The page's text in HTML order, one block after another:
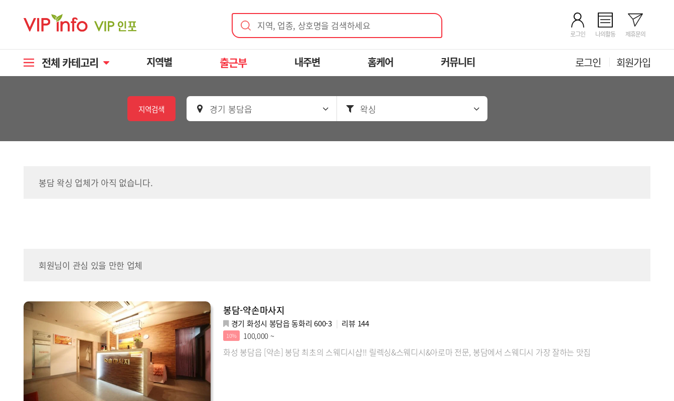
지역, 업종, 상호명을 검색하세요
로그인 나의활동 제휴문의
전체 카테고리 지역별 출근부 내주변 홈케어 커뮤니티 로그인 회원가입
지역검색 경기 봉담읍 왁싱
봉담 왁싱 업체가 아직 없습니다.
회원님이 관심 있을 만한 업체
봉담-약손마사지
경기 화성시 봉담읍 동화리 600-3 리뷰 144
10% 100,000 ~
화성 봉담읍 [약손] 봉담 최초의 스웨디시샵!! 릴렉싱&스웨디시&아로마 전문, 봉담에서 스웨디시 가장 잘하는 맛집